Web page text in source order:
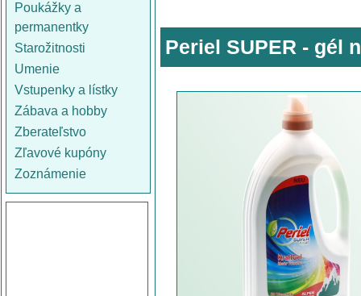
Poukážky a
permanentky
Starožitnosti
Umenie
Vstupenky a lístky
Zábava a hobby
Zberateľstvo
Zľavové kupóny
Zoznámenie
Periel SUPER - gél